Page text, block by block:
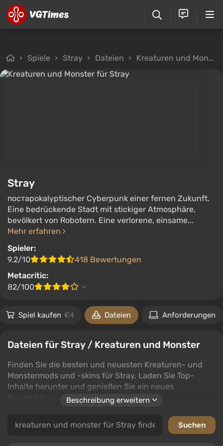
Spiele Stray Dateien Kreaturen und Monster
Stray
постapokalyptischer Cyberpunk einer fernen Zukunft.
Eine bedrückende Stadt mit stickiger Atmosphäre,
bevölkert von Robotern. Eine verlorene, einsame...
Mehr erfahren
Spieler:
9.2/10
418 Bewertungen
Metacritic:
82/100
Spiel kaufen €4 Dateien Anforderungen
Dateien für Stray / Kreaturen und Monster
Finden Sie die besten und neuesten Kreaturen- und
Monstermods und -skins für Stray. Laden Sie Top-
Inhalte herunter und genießen Sie ein neues
Diese Kategorie umfasst eine Vielzahl von Kreaturen-
und Monstermods, die unzählige Möglichkeiten bieten,
Beschreibung erweitern